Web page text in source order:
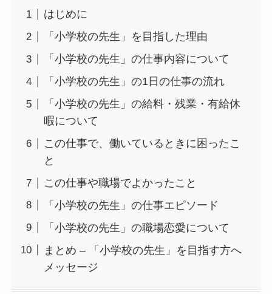
はじめに
「小学校の先生」を目指した理由
「小学校の先生」の仕事内容について
「小学校の先生」の1日の仕事の流れ
「小学校の先生」の給料・残業・有給休
暇について
この仕事で、働いているときに困ったこ
と
この仕事や職場でよかったこと
「小学校の先生」の仕事エピソード
「小学校の先生」の職場恋愛について
まとめ – 「小学校の先生」を目指す方へ
メッセージ